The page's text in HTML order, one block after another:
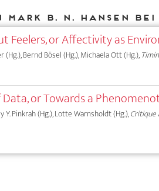
B. N. Hansen bei
Feelers, or Affectivity as
Bernd Bösel (Hg.), Michaela Ott (Hg.),
or Towards a
Y. Pinkrah (Hg.), Lotte Warnsholdt (Hg.),Critique